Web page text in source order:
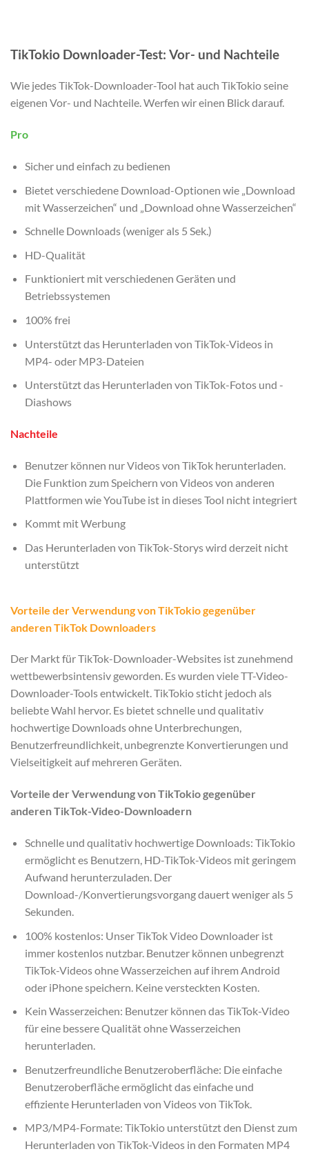
TikTokio Downloader-Test: Vor- und Nachteile
Wie jedes TikTok-Downloader-Tool hat auch TikTokio seine
eigenen Vor- und Nachteile. Werfen wir einen Blick darauf.
Pro
Sicher und einfach zu bedienen
Bietet verschiedene Download-Optionen wie „Download
mit Wasserzeichen“ und „Download ohne Wasserzeichen“
Schnelle Downloads (weniger als 5 Sek.)
HD-Qualität
Funktioniert mit verschiedenen Geräten und
Betriebssystemen
100% frei
Unterstützt das Herunterladen von TikTok-Videos in
MP4- oder MP3-Dateien
Unterstützt das Herunterladen von TikTok-Fotos und -
Diashows
Nachteile
Benutzer können nur Videos von TikTok herunterladen.
Die Funktion zum Speichern von Videos von anderen
Plattformen wie YouTube ist in dieses Tool nicht integriert
Kommt mit Werbung
Das Herunterladen von TikTok-Storys wird derzeit nicht
unterstützt
Vorteile der Verwendung von TikTokio gegenüber
anderen TikTok Downloaders
Der Markt für TikTok-Downloader-Websites ist zunehmend
wettbewerbsintensiv geworden. Es wurden viele TT-Video-
Downloader-Tools entwickelt. TikTokio sticht jedoch als
beliebte Wahl hervor. Es bietet schnelle und qualitativ
hochwertige Downloads ohne Unterbrechungen,
Benutzerfreundlichkeit, unbegrenzte Konvertierungen und
Vielseitigkeit auf mehreren Geräten.
Vorteile der Verwendung von TikTokio gegenüber
anderen TikTok-Video-Downloadern
Schnelle und qualitativ hochwertige Downloads: TikTokio
ermöglicht es Benutzern, HD-TikTok-Videos mit geringem
Aufwand herunterzuladen. Der
Download-/Konvertierungsvorgang dauert weniger als 5
Sekunden.
100% kostenlos: Unser TikTok Video Downloader ist
immer kostenlos nutzbar. Benutzer können unbegrenzt
TikTok-Videos ohne Wasserzeichen auf ihrem Android
oder iPhone speichern. Keine versteckten Kosten.
Kein Wasserzeichen: Benutzer können das TikTok-Video
für eine bessere Qualität ohne Wasserzeichen
herunterladen.
Benutzerfreundliche Benutzeroberfläche: Die einfache
Benutzeroberfläche ermöglicht das einfache und
effiziente Herunterladen von Videos von TikTok.
MP3/MP4-Formate: TikTokio unterstützt den Dienst zum
Herunterladen von TikTok-Videos in den Formaten MP4